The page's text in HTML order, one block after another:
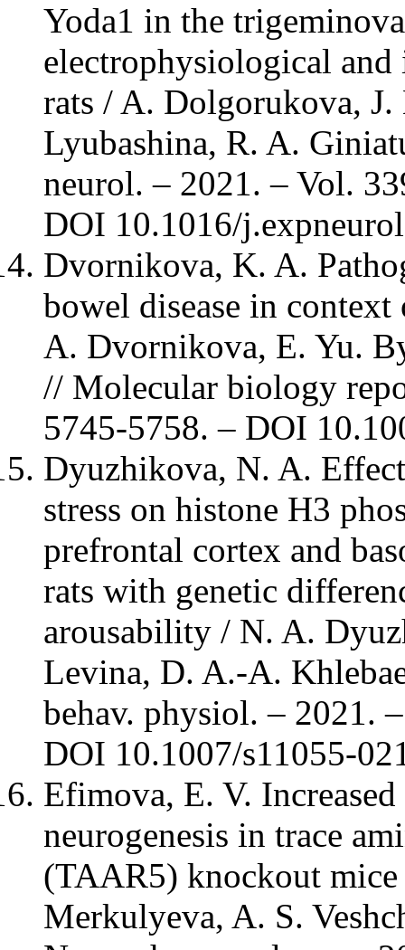
Yoda1 in the
electrophysiological
rats / A. Dolgorukova, J.
Lyubashina, R. A.
neurol. – 2021. – Vol.
DOI 10.1016/
Dvornikova, K. A.
bowel disease in
A. Dvornikova, E. Yu.
// Molecular biology
5745-5758. – DOI
Dyuzhikova, N. A.
stress on histone H3
prefrontal cortex and
rats with genetic
arousability / N. A.
Levina, D. A.-A.
behav. physiol. – 2021.
DOI 10.1007/s11055-
Efimova, E. V.
neurogenesis in trace
(TAAR5) knockout
Merkulyeva, A. S.